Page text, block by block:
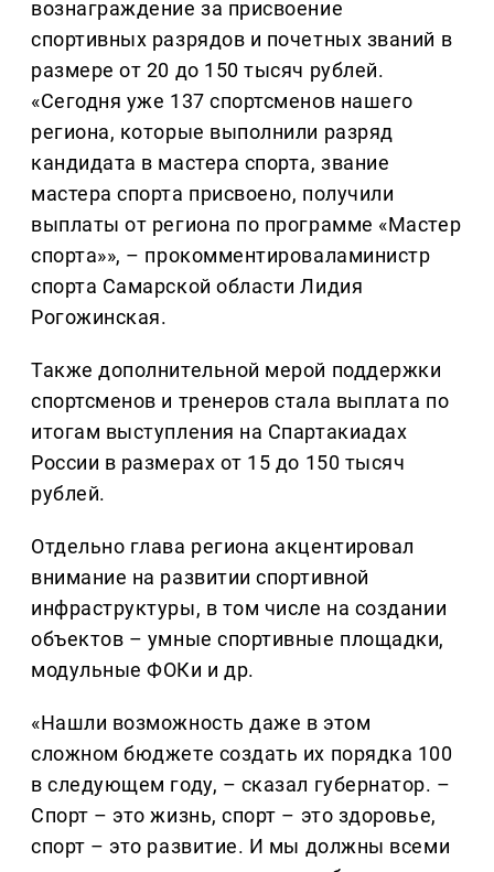
вознаграждение за присвоение
спортивных разрядов и почетных званий в
размере от 20 до 150 тысяч рублей.
«Сегодня уже 137 спортсменов нашего
региона, которые выполнили разряд
кандидата в мастера спорта, звание
мастера спорта присвоено, получили
выплаты от региона по программе «Мастер
спорта»», – прокомментироваламинистр
спорта Самарской области Лидия
Рогожинская.
Также дополнительной мерой поддержки
спортсменов и тренеров стала выплата по
итогам выступления на Спартакиадах
России в размерах от 15 до 150 тысяч
рублей.
Отдельно глава региона акцентировал
внимание на развитии спортивной
инфраструктуры, в том числе на создании
объектов – умные спортивные площадки,
модульные ФОКи и др.
«Нашли возможность даже в этом
сложном бюджете создать их порядка 100
в следующем году, – сказал губернатор. –
Спорт – это жизнь, спорт – это здоровье,
спорт – это развитие. И мы должны всеми